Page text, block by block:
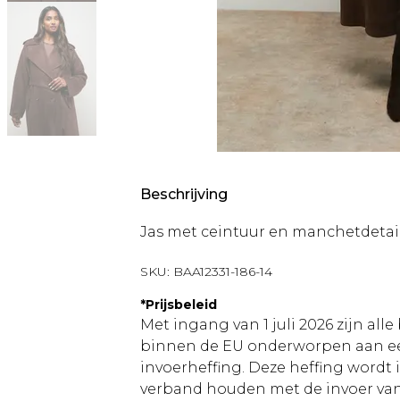
Beschrijving
Jas met ceintuur en
SKU: BAA12331-186-14
*Prijsbeleid
Met ingang van 1 juli 2026 zijn
binnen de EU onderworpen aan
invoerheffing. Deze heffing
verband houden met de invoer